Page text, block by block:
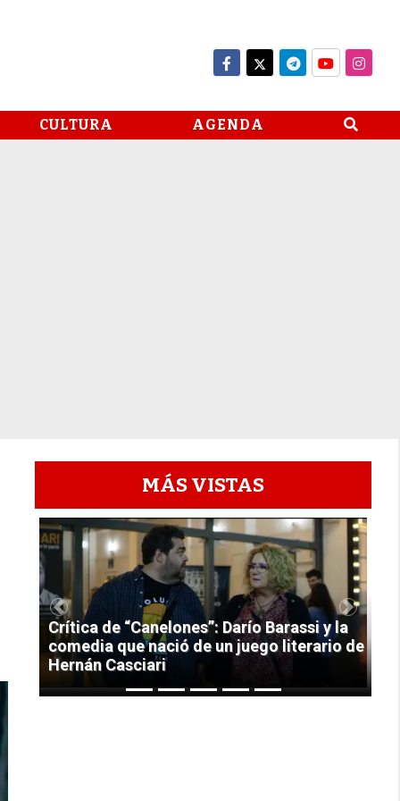
CULTURA AGENDA
MÁS VISTAS
1
Crítica de “Canelones”: Darío Barassi y la
comedia que nació de un juego literario de
Hernán Casciari
Previous Next